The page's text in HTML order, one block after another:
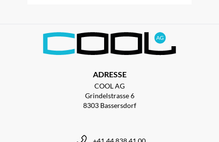
ADRESSE
COOL AG
Grindelstrasse 6
8303 Bassersdorf